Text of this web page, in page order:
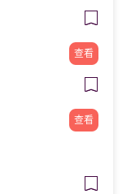
查看
查看